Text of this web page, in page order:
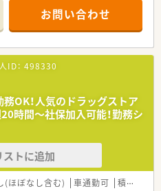
は約40枚となっており、患者様一
かな服薬指導を行える環境が整っ
分包機などの最新設備を完備して
務を多職種のスタッフと連携して行
いて】
さらに強化するための増員募集で
任感を持ち周囲と協力できる方を求
の若手・中堅層を中心に幅広く相
経験を活かして即戦力として活躍で
チームとして連携することを大切
新たな技術の習得に励める方を歓迎
お問い合わせ
ID： 498330
OK！人気のドラッグストア
間～社保加入可能！勤務シ
ストに追加
(ほぼなし含む) 車通勤可 積雪なし